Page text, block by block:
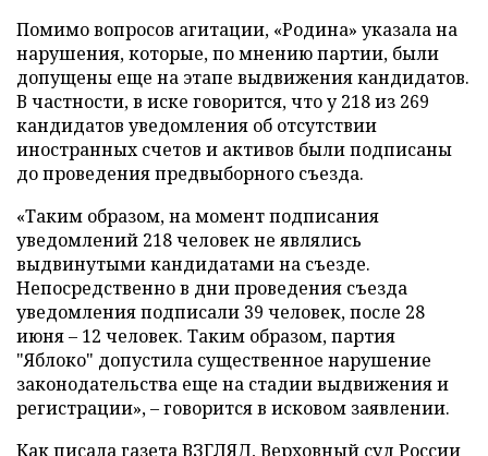
Помимо вопросов агитации, «Родина» указала на
нарушения, которые, по мнению партии, были
допущены еще на этапе выдвижения кандидатов.
В частности, в иске говорится, что у 218 из 269
кандидатов уведомления об отсутствии
иностранных счетов и активов были подписаны
до проведения предвыборного съезда.
«Таким образом, на момент подписания
уведомлений 218 человек не являлись
выдвинутыми кандидатами на съезде.
Непосредственно в дни проведения съезда
уведомления подписали 39 человек, после 28
июня – 12 человек. Таким образом, партия
"Яблоко" допустила существенное нарушение
законодательства еще на стадии выдвижения и
регистрации», – говорится в исковом заявлении.
Как писала газета ВЗГЛЯД, Верховный суд России